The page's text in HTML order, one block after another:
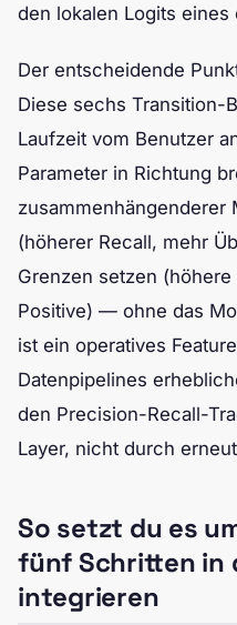
den lokalen Logits eines
Der entscheidende
Diese sechs Transition-
Laufzeit vom Benutzer
Parameter in Richtung
zusammenhängenderer
(höherer Recall, mehr
Grenzen setzen
Positive) — ohne das
ist ein operatives
Datenpipelines
den Precision-Recall-
Layer, nicht durch
So setzt du es
fünf Schritten in
integrieren